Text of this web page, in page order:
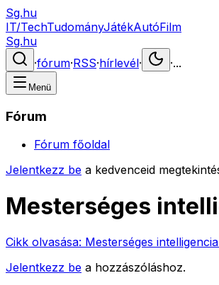
Sg.hu
IT/TechTudományJátékAutóFilm
Sg.hu
·fórum·RSS·hírlevél· ·...
Menü
Fórum
Fórum főoldal
Jelentkezz be a kedvenceid
Mesterséges
Cikk olvasása: Mesterséges
Jelentkezz be a hozzászóláshoz.